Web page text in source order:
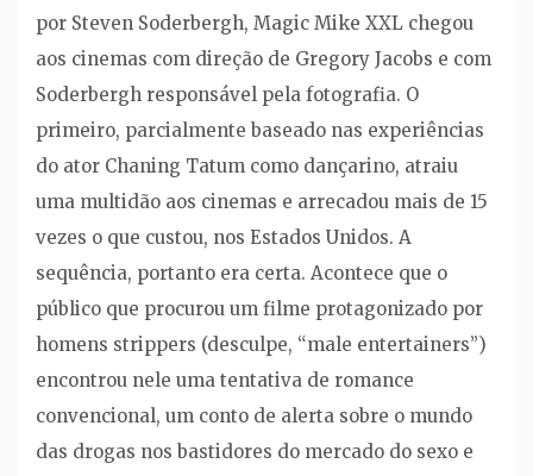
por Steven Soderbergh, Magic Mike XXL chegou
aos cinemas com direção de Gregory Jacobs e com
Soderbergh responsável pela fotografia. O
primeiro, parcialmente baseado nas experiências
do ator Chaning Tatum como dançarino, atraiu
uma multidão aos cinemas e arrecadou mais de 15
vezes o que custou, nos Estados Unidos. A
sequência, portanto era certa. Acontece que o
público que procurou um filme protagonizado por
homens strippers (desculpe, “male entertainers”)
encontrou nele uma tentativa de romance
convencional, um conto de alerta sobre o mundo
das drogas nos bastidores do mercado do sexo e